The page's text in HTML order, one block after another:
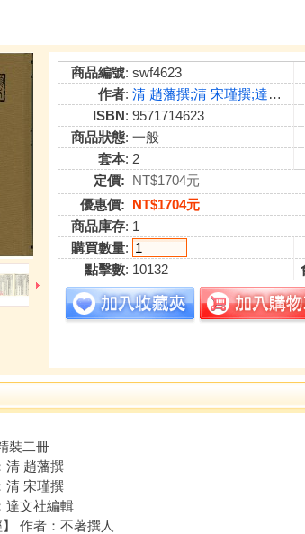
商品編號: swf4623
作者: 清 趙藩撰;清 宋瑾撰;達文社編輯;不著撰人;不著撰人;不著撰人;不著撰人;不著撰人;清 允錄 梅穀成 何國宗等撰
ISBN: 9571714623
商品狀態: 一般
套本: 2
定價: NT$1704元
優惠價: NT$1704元
商品庫存: 1
購買數量:
點擊數: 10132
裝二冊
清 趙藩撰
清 宋瑾撰
達文社編輯
】 作者：不著撰人